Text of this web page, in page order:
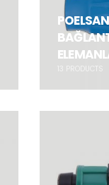
13 PRODUCTS